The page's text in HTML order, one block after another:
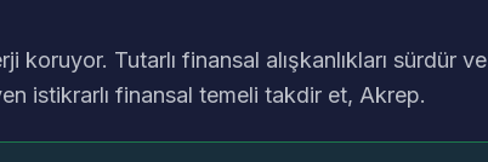
koruyor. Tutarlı finansal alışkanlıkları sürdür ve
istikrarlı finansal temeli takdir et, Akrep.